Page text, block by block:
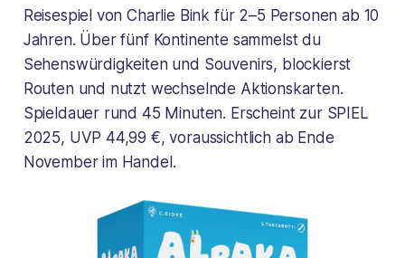
Reisespiel von Charlie Bink für 2–5 Personen ab 10
Jahren. Über fünf Kontinente sammelst du
Sehenswürdigkeiten und Souvenirs, blockierst
Routen und nutzt wechselnde Aktionskarten.
Spieldauer rund 45 Minuten. Erscheint zur SPIEL
2025, UVP 44,99 €, voraussichtlich ab Ende
November im Handel.